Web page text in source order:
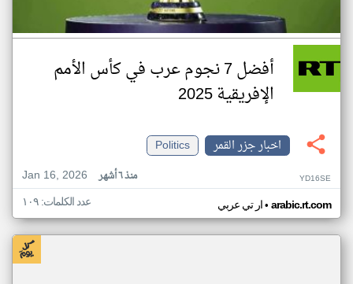
أفضل 7 نجوم عرب في كأس الأمم
الإفريقية 2025
اخبار جزر القمر
Politics
Jan 16, 2026
منذ ٦ أشهر YD16SE
ار تي عربي• arabic.rt.com عدد الكلمات: ١٠٩